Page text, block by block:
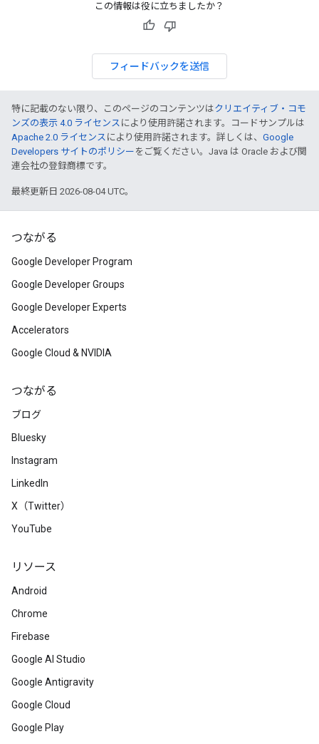
この情報は役に立ちましたか？
フィードバックを送信
特に記載のない限り、このページのコンテンツはクリエイティブ・コモ
ンズの表示 4.0 ライセンス により使用許諾されます。コードサンプルは
Apache 2.0 ライセンス により使用許諾されます。詳しくは、 Google
Developers サイトのポリシー をご覧ください。Java は Oracle および関
連会社の登録商標です。
最終更新日 2026-08-04 UTC。
つながる
Google Developer Program
Google Developer Groups
Google Developer Experts
Accelerators
Google Cloud & NVIDIA
つながる
ブログ
Bluesky
Instagram
LinkedIn
X（Twitter）
YouTube
リソース
Android
Chrome
Firebase
Google AI Studio
Google Antigravity
Google Cloud
Google Play